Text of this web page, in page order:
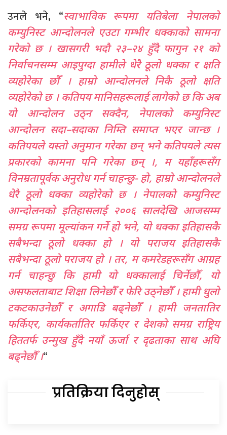
उनले भने, “स्वाभाविक रूपमा यतिबेला नेपालको
कम्युनिस्ट आन्दोलनले एउटा गम्भीर धक्काको सामना
गरेको छ । खासगरी भदौ २३–२४ हुँदै फागुन २१ को
निर्वाचनसम्म आइपुग्दा हामीले धेरै ठूलो धक्का र क्षति
व्यहोरेका छौँ । हाम्रो आन्दोलनले निकै ठूलो क्षति
व्यहोरेको छ । कतिपय मानिसहरूलाई लागेको छ कि अब
यो आन्दोलन उठ्न सक्दैन, नेपालको कम्युनिस्ट
आन्दोलन सदा–सदाका निम्ति समाप्त भएर जान्छ ।
कतिपयले यस्तो अनुमान गरेका छन् भने कतिपयले त्यस
प्रकारको कामना पनि गरेका छन् ।, म यहाँहरूसँग
विनम्रतापूर्वक अनुरोध गर्न चाहन्छु- हो, हाम्रो आन्दोलनले
धेरै ठूलो धक्का व्यहोरेको छ । नेपालको कम्युनिस्ट
आन्दोलनको इतिहासलाई २००६ सालदेखि आजसम्म
समग्र रूपमा मूल्यांकन गर्ने हो भने, यो धक्का इतिहासकै
सबैभन्दा ठूलो धक्का हो । यो पराजय इतिहासकै
सबैभन्दा ठूलो पराजय हो । तर, म कमरेडहरूसँग आग्रह
गर्न चाहन्छु कि हामी यो धक्कालाई चिर्नेछौँ, यो
असफलताबाट शिक्षा लिनेछौँ र फेरि उठ्नेछौँ । हामी धुलो
टकटकाउनेछौँ र अगाडि बढ्नेछौँ । हामी जनतातिर
फर्किएर, कार्यकर्तातिर फर्किएर र देशको समग्र राष्ट्रिय
हिततर्फ उन्मुख हुँदै नयाँ ऊर्जा र दृढताका साथ अघि
बढ्नेछौँ ।“
प्रतिक्रिया दिनुहोस्